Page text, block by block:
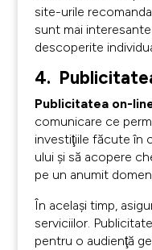
site-urile
sunt mai
descoperite
4.
Publicitatea on-
comunicare ce
investiţiile făcute în
ului şi să acopere
pe un anumit
În acelaşi timp,
serviciilor.
pentru o audienţă